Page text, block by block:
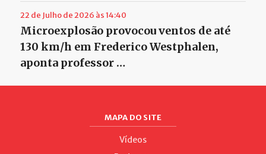
22 de Julho de 2026 às 14:40
Microexplosão provocou ventos de até
130 km/h em Frederico Westphalen,
aponta professor …
MAPA DO SITE
Vídeos